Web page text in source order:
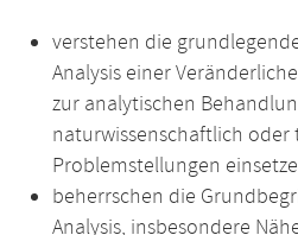
verstehen die
Analysis einer
zur analytischen
naturwissenschaftlich
Problemstellungen
beherrschen die
Analysis, insbesondere